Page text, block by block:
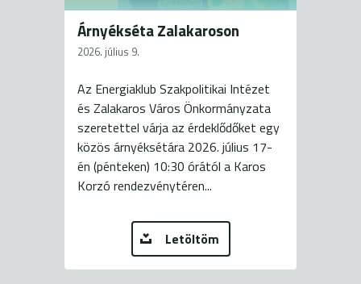
Árnyékséta Zalakaroson
2026. július 9.
Az Energiaklub Szakpolitikai Intézet
és Zalakaros Város Önkormányzata
szeretettel várja az érdeklődőket egy
közös árnyéksétára 2026. július 17-
én (pénteken) 10:30 órától a Karos
Korzó rendezvénytéren...
Letöltöm